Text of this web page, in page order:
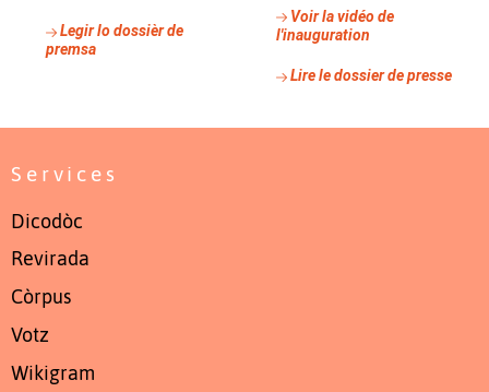
Legir lo dossièr de
premsa
Voir la vidéo de
l'inauguration
Lire le dossier de presse
Services
Dicodòc
Revirada
Còrpus
Votz
Wikigram